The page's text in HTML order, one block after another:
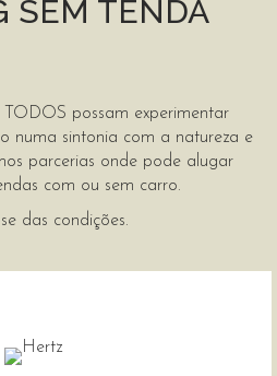
SEM TENDA
possam experimentar
numa sintonia com a natureza e
parcerias onde pode alugar
com ou sem carro.
das condições.